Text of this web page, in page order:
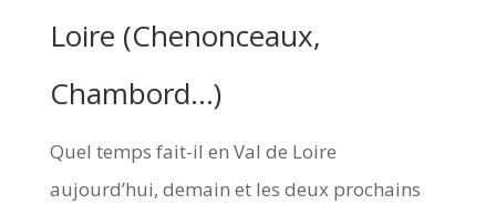
Loire (Chenonceaux,
Chambord…)
Quel temps fait-il en Val de Loire
aujourd’hui, demain et les deux prochains